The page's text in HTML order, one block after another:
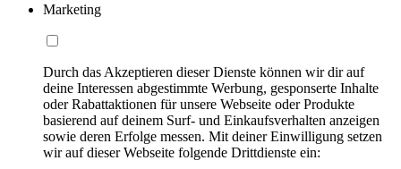
Marketing
Durch das Akzeptieren dieser Dienste können wir dir auf
deine Interessen abgestimmte Werbung, gesponserte Inhalte
oder Rabattaktionen für unsere Webseite oder Produkte
basierend auf deinem Surf- und Einkaufsverhalten anzeigen
sowie deren Erfolge messen. Mit deiner Einwilligung setzen
wir auf dieser Webseite folgende Drittdienste ein: